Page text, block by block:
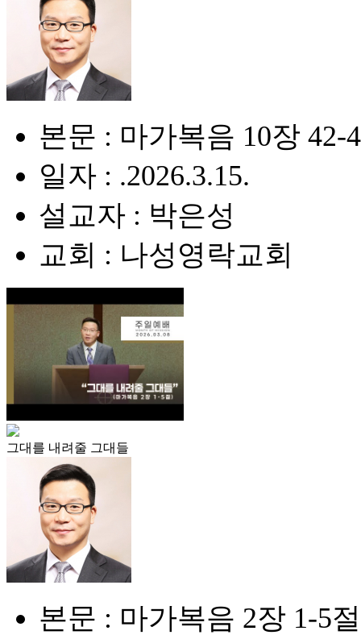
본문 : 마가복음 10장 42-
일자 : .2026.3.15.
설교자 : 박은성
교회 : 나성영락교회
그대를 내려줄 그대들
본문 : 마가복음 2장 1-5절